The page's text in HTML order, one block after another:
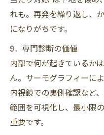
れも。再発を繰り返し、
になりがちです。
9．専門診断の価値
内部で何が起きているか
ん。サーモグラフィーに
内視鏡での裏側確認など
範囲を可視化し、最小限
重要です。